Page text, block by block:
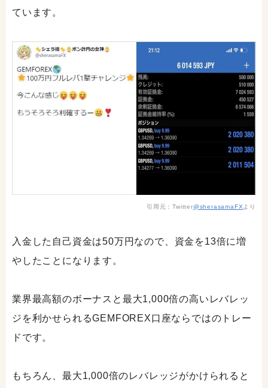
ています。
引用元：Twitter@sherasamaFX より
入金した自己資金は50万円なので、資金を13倍に増
やしたことになります。
業界最高額のボーナスと最大1,000倍の高いレバレッ
ジを利かせられるGEMFOREX口座ならではのトレー
ドです。
もちろん、最大1,000倍のレバレッジがかけられると